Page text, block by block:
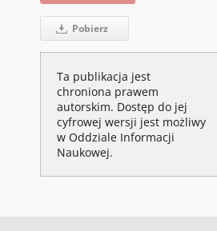
Pobierz
Ta publikacja jest
chroniona prawem
autorskim. Dostęp do jej
cyfrowej wersji jest możliwy
w Oddziale Informacji
Naukowej.